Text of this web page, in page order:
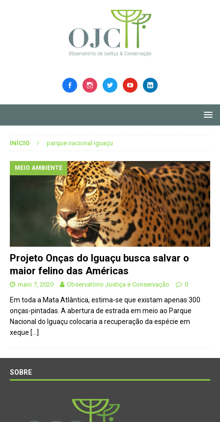
INÍCIO parque nacional iguaçu
MEIO AMBIENTE
Projeto Onças do Iguaçu busca salvar o
maior felino das Américas
maio 7, 2020 Observatório Justiça e Conservação 0
Em toda a Mata Atlântica, estima-se que existam apenas 300
onças-pintadas. A abertura de estrada em meio ao Parque
Nacional do Iguaçu colocaria a recuperação da espécie em
xeque […]
SOBRE